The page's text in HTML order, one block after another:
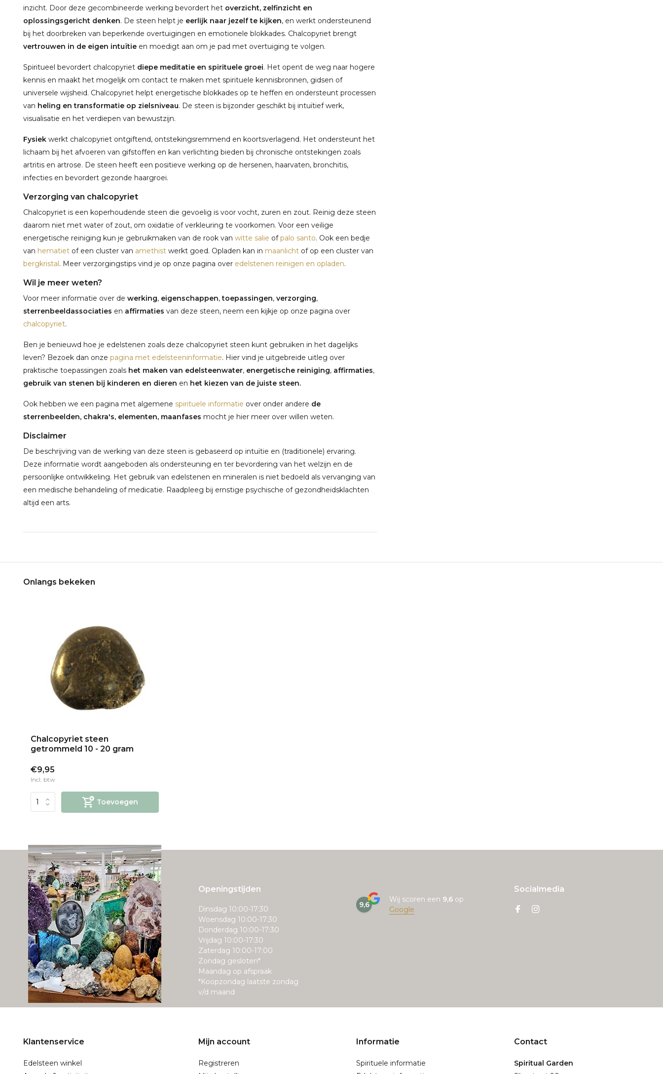
inzicht. Door deze gecombineerde werking bevordert het overzicht, zelfinzicht en
oplossingsgericht denken. De steen helpt je eerlijk naar jezelf te kijken, en werkt ondersteunend
bij het doorbreken van beperkende overtuigingen en emotionele blokkades. Chalcopyriet brengt
vertrouwen in de eigen intuïtie en moedigt aan om je pad met overtuiging te volgen.
Spiritueel bevordert chalcopyriet diepe meditatie en spirituele groei. Het opent de weg naar hogere
kennis en maakt het mogelijk om contact te maken met spirituele kennisbronnen, gidsen of
universele wijsheid. Chalcopyriet helpt energetische blokkades op te heffen en ondersteunt processen
van heling en transformatie op zielsniveau. De steen is bijzonder geschikt bij intuïtief werk,
visualisatie en het verdiepen van bewustzijn.
Fysiek werkt chalcopyriet ontgiftend, ontstekingsremmend en koortsverlagend. Het ondersteunt het
lichaam bij het afvoeren van gifstoffen en kan verlichting bieden bij chronische ontstekingen zoals
artritis en artrose. De steen heeft een positieve werking op de hersenen, haarvaten, bronchitis,
infecties en bevordert gezonde haargroei.
Verzorging van chalcopyriet
Chalcopyriet is een koperhoudende steen die gevoelig is voor vocht, zuren en zout. Reinig deze steen
daarom niet met water of zout, om oxidatie of verkleuring te voorkomen. Voor een veilige
energetische reiniging kun je gebruikmaken van de rook van witte salie ofpalo santo. Ook een bedje
van hematiet of een cluster van amethist werkt goed. Opladen kan in maanlicht of op een cluster van
bergkristal. Meer verzorgingstips vind je op onze pagina over edelstenen reinigen en opladen.
Wil je meer weten?
Voor meer informatie over de werking, eigenschappen,toepassingen, verzorging,
sterrenbeeldassociaties en affirmaties van deze steen, neem een kijkje op onze pagina over
chalcopyriet.
Ben je benieuwd hoe je edelstenen zoals deze chalcopyriet steen kunt gebruiken in het dagelijks
leven? Bezoek dan onze pagina met edelsteeninformatie. Hier vind je uitgebreide uitleg over
praktische toepassingen zoals het maken van edelsteenwater, energetische reiniging, affirmaties,
gebruik van stenen bij kinderen en dieren en het kiezen van de juiste steen.
Ook hebben we een pagina met algemene spirituele informatie over onder andere de
sterrenbeelden, chakra's, elementen, maanfases mocht je hier meer over willen weten.
Disclaimer
De beschrijving van de werking van deze steen is gebaseerd op intuïtie en (traditionele) ervaring.
Deze informatie wordt aangeboden als ondersteuning en ter bevordering van het welzijn en de
persoonlijke ontwikkeling. Het gebruik van edelstenen en mineralen is niet bedoeld als vervanging van
een medische behandeling of medicatie. Raadpleeg bij ernstige psychische of gezondheidsklachten
altijd een arts.
Onlangs bekeken
Chalcopyriet steen
getrommeld 10 - 20 gram
€9,95
Incl. btw
Toevoegen
Openingstijden
Dinsdag 10:00-17:30
Woensdag 10:00-17:30
Donderdag 10:00-17:30
Vrijdag 10:00-17:30
Zaterdag 10:00-17:00
Zondag gesloten*
Maandag op afspraak
*Koopzondag laatste zondag
v/d maand
9,6
Wij scoren een 9,6 op
Google
Socialmedia
Klantenservice
Edelsteen winkel
Mijn account
Registreren
Informatie
Spirituele informatie
Contact
Spiritual Garden